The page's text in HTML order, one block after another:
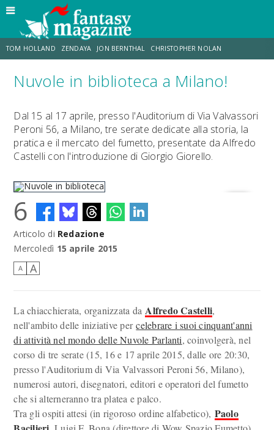
TOM HOLLAND ZENDAYA JON BERNTHAL CHRISTOPHER NOLAN
STRANIMONDI LUCCA COMICS & GAMES ODISSEA MARK RUFFALO
JACOB BATALON ERIK SOMMERS
Nuvole in biblioteca a Milano!
Dal 15 al 17 aprile, presso l'Auditorium di Via Valvassori
Peroni 56, a Milano, tre serate dedicate alla storia, la
pratica e il mercato del fumetto, presentate da Alfredo
Castelli con l'introduzione di Giorgio Giorello.
Nuvole in biblioteca
6
Articolo di Redazione
Mercoledì 15 aprile 2015
A A
La chiacchierata, organizzata da Alfredo Castelli,
nell'ambito delle iniziative percelebrare i suoi cinquant'anni
di attività nel mondo delle Nuvole Parlanti, coinvolgerà, nel
corso di tre serate (15, 16 e 17 aprile 2015, dalle ore 20:30,
presso l'Auditorium di Via Valvassori Peroni 56, Milano),
numerosi autori, disegnatori, editori e operatori del fumetto
che si alterneranno tra platea e palco.
Tra gli ospiti attesi (in rigoroso ordine alfabetico), Paolo